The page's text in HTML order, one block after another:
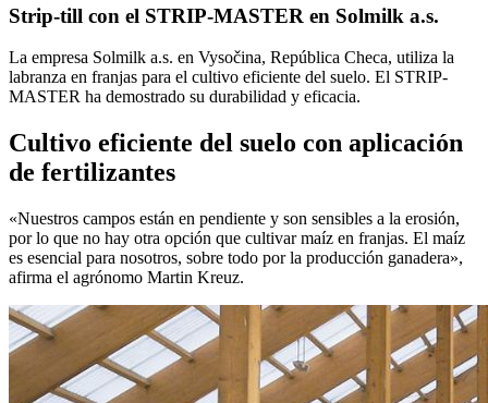
Strip-till con el STRIP-MASTER en Solmilk a.s.
La empresa Solmilk a.s. en Vysočina, República Checa, utiliza la
labranza en franjas para el cultivo eficiente del suelo. El STRIP-
MASTER ha demostrado su durabilidad y eficacia.
Cultivo eficiente del suelo con aplicación
de fertilizantes
«Nuestros campos están en pendiente y son sensibles a la erosión,
por lo que no hay otra opción que cultivar maíz en franjas. El maíz
es esencial para nosotros, sobre todo por la producción ganadera»,
afirma el agrónomo Martin Kreuz.